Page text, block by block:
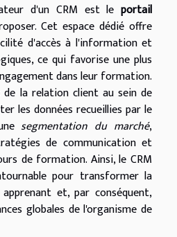
d'un CRM est le portail
Cet espace dédié offre
d'accès à l'information et
ce qui favorise une plus
dans leur formation.
de la relation client au sein de
les données recueillies par le
segmentation du marché,
de communication et
de formation. Ainsi, le CRM
pour transformer la
et, par conséquent,
globales de l'organisme de